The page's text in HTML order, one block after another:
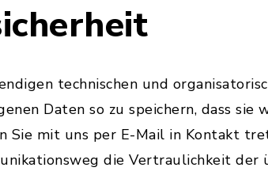
technischen und
Daten so zu speichern, dass
Sie mit uns per E-Mail in Kontakt
die Vertraulichkeit